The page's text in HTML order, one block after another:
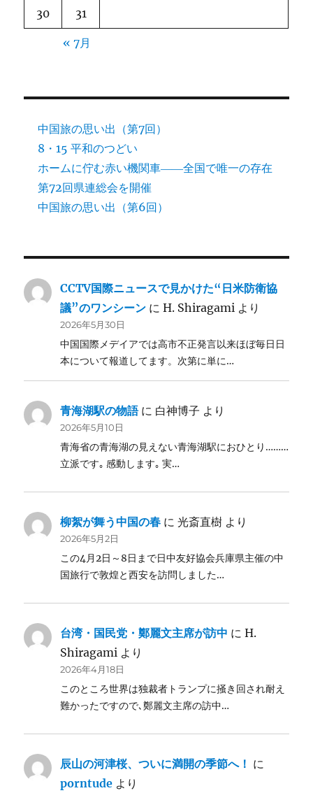
30 31
« 7月
中国旅の思い出（第7回）
8・15 平和のつどい
ホームに佇む赤い機関車――全国で唯一の存在
第72回県連総会を開催
中国旅の思い出（第6回）
CCTV国際ニュースで見かけた“日米防衛協
議”のワンシーン にH. Shiragami より
2026年5月30日
中国国際メデイアでは高市不正発言以来ほぼ毎日日
本について報道してます。次第に単に…
青海湖駅の物語に 白神博子 より
2026年5月10日
青海省の青海湖の見えない青海湖駅におひとり………
立派です｡ 感動します｡ 実…
柳絮が舞う中国の春 に光斎直樹 より
2026年5月2日
この4月2日～8日まで日中友好協会兵庫県主催の中
国旅行で敦煌と西安を訪問しました…
台湾・国民党・鄭麗文主席が訪中 にH.
Shiragami より
2026年4月18日
このところ世界は独裁者トランプに掻き回され耐え
難かったですので､鄭麗文主席の訪中…
辰山の河津桜、ついに満開の季節へ！ に
porntude より